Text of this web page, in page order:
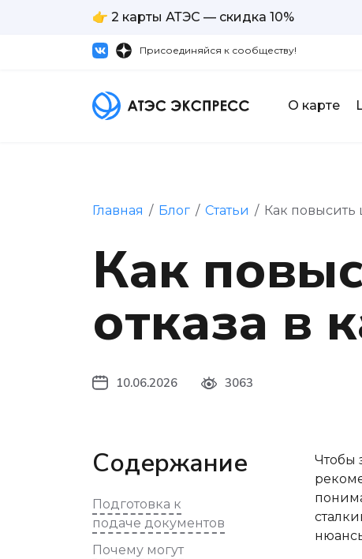
👉 2 карты АТЭС — скидка 10%
Присоединяйся к сообществу!
О карте
Главная / Блог / Статьи / Как повысить
Как
отказа в
10.06.2026 3063
Содержание
Подготовка к
подаче документов
Почему могут
Чтобы